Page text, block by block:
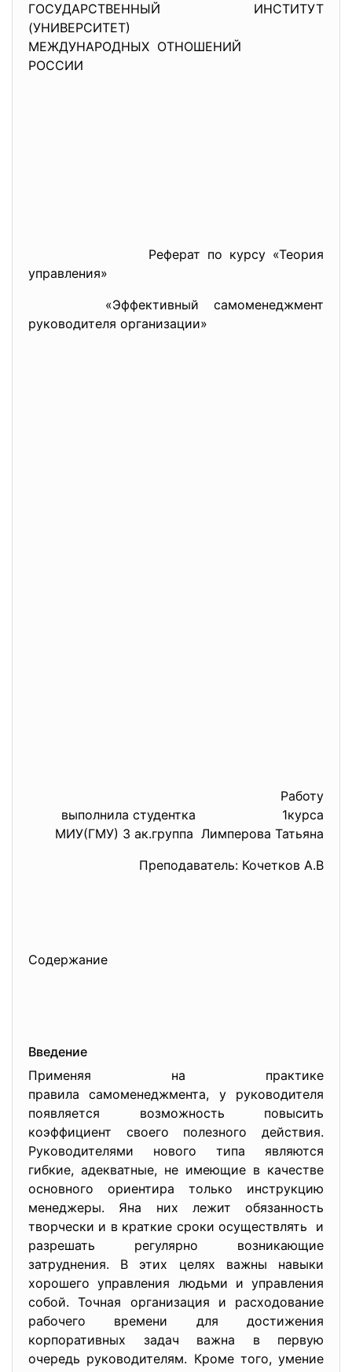
ГОСУДАРСТВЕННЫЙ ИНСТИТУТ
(УНИВЕРСИТЕТ)
МЕЖДУНАРОДНЫХ ОТНОШЕНИЙ
РОССИИ
Реферат по курсу «Теория
управления»
«Эффективный самоменеджмент
руководителя организации»
Работу
выполнила студентка 1курса
МИУ(ГМУ) 3 ак.группа Лимперова Татьяна
Преподаватель: Кочетков А.В
Содержание
Введение
Применяя на практике
правила самоменеджмента, у руководителя
появляется возможность повысить
коэффициент своего полезного действия.
Руководителями нового типа являются
гибкие, адекватные, не имеющие в качестве
основного ориентира только инструкцию
менеджеры. Яна них лежит обязанность
творчески и в краткие сроки осуществлять и
разрешать регулярно возникающие
затруднения. В этих целях важны навыки
хорошего управления людьми и управления
собой. Точная организация и расходование
рабочего времени для достижения
корпоративных задач важна в первую
очередь руководителям. Кроме того, умение